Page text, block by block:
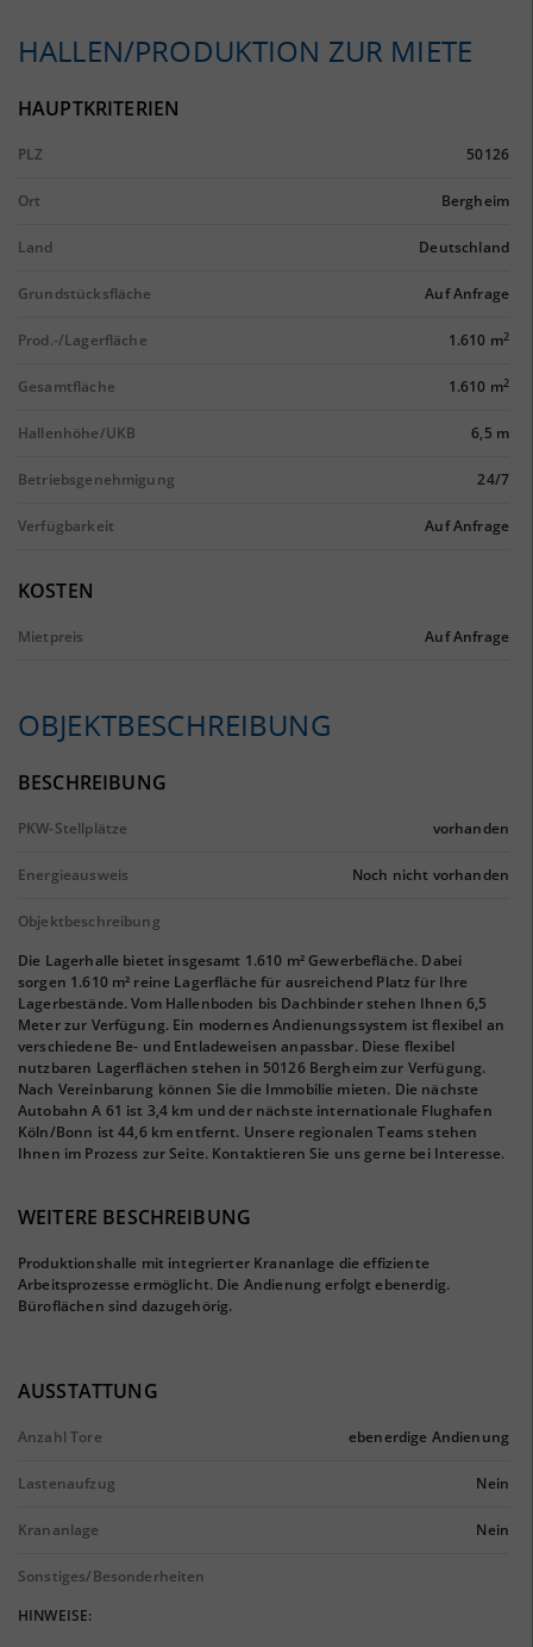
HALLEN/PRODUKTION ZUR MIETE
HAUPTKRITERIEN
PLZ 50126
Ort Bergheim
Land Deutschland
Grundstücksfläche Auf Anfrage
Prod.-/Lagerfläche 1.610 m2
Gesamtfläche 1.610 m2
Hallenhöhe/UKB 6,5 m
Betriebsgenehmigung 24/7
Verfügbarkeit Auf Anfrage
KOSTEN
Mietpreis Auf Anfrage
OBJEKTBESCHREIBUNG
BESCHREIBUNG
PKW-Stellplätze vorhanden
Energieausweis Noch nicht vorhanden
Objektbeschreibung
Die Lagerhalle bietet insgesamt 1.610 m² Gewerbefläche. Dabei
sorgen 1.610 m² reine Lagerfläche für ausreichend Platz für Ihre
Lagerbestände. Vom Hallenboden bis Dachbinder stehen Ihnen 6,5
Meter zur Verfügung. Ein modernes Andienungssystem ist flexibel an
verschiedene Be- und Entladeweisen anpassbar. Diese flexibel
nutzbaren Lagerflächen stehen in 50126 Bergheim zur Verfügung.
Nach Vereinbarung können Sie die Immobilie mieten. Die nächste
Autobahn A 61 ist 3,4 km und der nächste internationale Flughafen
Köln/Bonn ist 44,6 km entfernt. Unsere regionalen Teams stehen
Ihnen im Prozess zur Seite. Kontaktieren Sie uns gerne bei Interesse.
WEITERE BESCHREIBUNG
Produktionshalle mit integrierter Krananlage die effiziente
Arbeitsprozesse ermöglicht. Die Andienung erfolgt ebenerdig.
Büroflächen sind dazugehörig.
AUSSTATTUNG
Anzahl Tore ebenerdige Andienung
Lastenaufzug Nein
Krananlage Nein
Sonstiges/Besonderheiten
HINWEISE: